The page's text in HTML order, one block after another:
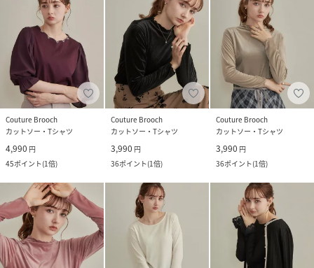
Couture Brooch
カットソー・Tシャツ
4,990 円
45ポイント(1倍)
Couture Brooch
カットソー・Tシャツ
3,990 円
36ポイント(1倍)
Couture Brooch
カットソー・Tシャツ
3,990 円
36ポイント(1倍)